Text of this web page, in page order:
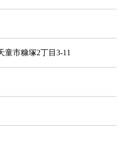
市糠塚2丁目3-11